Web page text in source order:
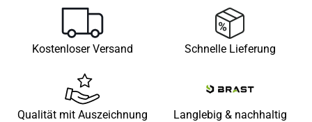
Kostenloser Versand Schnelle Lieferung
Qualität mit Auszeichnung Langlebig & nachhaltig